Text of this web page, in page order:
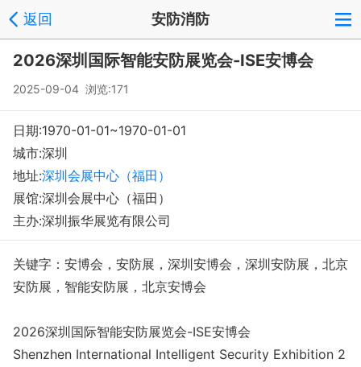
返回 安防消防
2026深圳国际智能安防展览会-ISE安博会
2025-09-04 浏览:171
日期:1970-01-01~1970-01-01
城市:深圳
地址:深圳会展中心（福田）
展馆:深圳会展中心（福田）
主办:深圳振华展览有限公司
关键字：安博会，安防展，深圳安博会，深圳安防展，北京
安防展，智能安防展，北京安博会
2026深圳国际智能安防展览会-ISE安博会
Shenzhen International Intelligent Security Exhibition 2
注册 反馈
Copyright © 2008-2018 环球会展网 fairglobal.com.cn 版权所有